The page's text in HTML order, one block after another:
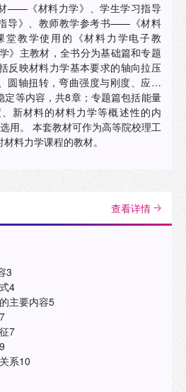
——《材料力学》、学生学习指导
导》、教师教学参考书——《材料
堂教学使用的《材料力学电子教
反映材料力学基本要求的轴向拉压
圆轴扭转，弯曲强度与刚度、应力
定等内容，共8章；专题篇包括能量
新材料的材料力学等概述性的内
院校理工
料力学课程的教材。
查看详情
3
4
主要内容5
7
系10